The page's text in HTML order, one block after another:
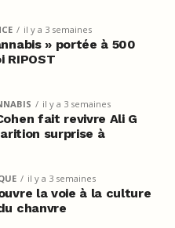
il y a 3 semaines
» portée à 500
RIPOST
il y a 3 semaines
fait revivre Ali G
surprise à
il y a 3 semaines
la voie à la culture
chanvre